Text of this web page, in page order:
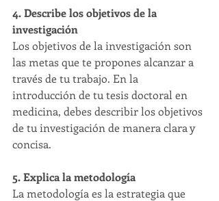
4. Describe los objetivos de la
investigación
Los objetivos de la investigación son
las metas que te propones alcanzar a
través de tu trabajo. En la
introducción de tu tesis doctoral en
medicina, debes describir los objetivos
de tu investigación de manera clara y
concisa.
5. Explica la metodología
La metodología es la estrategia que